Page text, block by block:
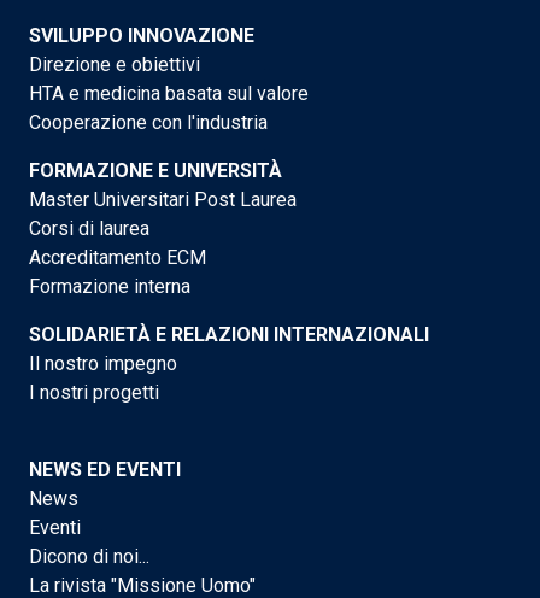
SVILUPPO INNOVAZIONE
Direzione e obiettivi
HTA e medicina basata sul valore
Cooperazione con l'industria
FORMAZIONE E UNIVERSITÀ
Master Universitari Post Laurea
Corsi di laurea
Accreditamento ECM
Formazione interna
SOLIDARIETÀ E RELAZIONI INTERNAZIONALI
Il nostro impegno
I nostri progetti
NEWS ED EVENTI
News
Eventi
Dicono di noi...
La rivista "Missione Uomo"